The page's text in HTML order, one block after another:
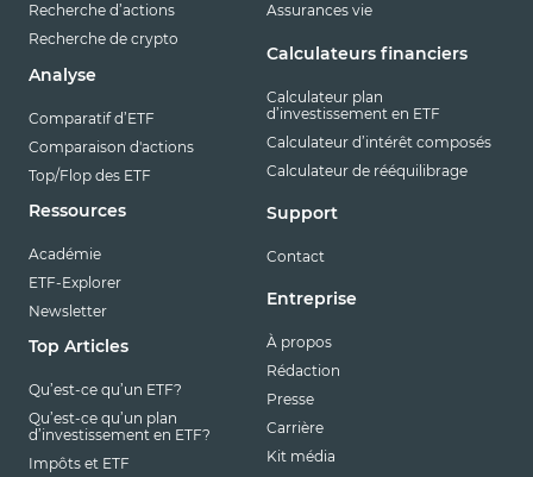
Recherche d’actions
Recherche de crypto
Analyse
Comparatif d’ETF
Comparaison d'actions
Top/Flop des ETF
Ressources
Académie
ETF-Explorer
Newsletter
Top Articles
Qu’est-ce qu’un ETF?
Qu’est-ce qu’un plan
d’investissement en ETF?
Impôts et ETF
Assurances vie
Calculateurs financiers
Calculateur plan
d’investissement en ETF
Calculateur d’intérêt composés
Calculateur de rééquilibrage
Support
Contact
Entreprise
À propos
Rédaction
Presse
Carrière
Kit média